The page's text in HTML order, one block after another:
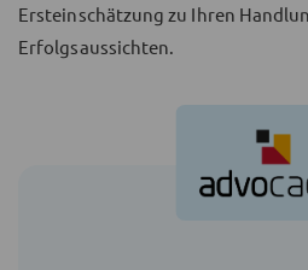
Ersteinschätzung zu Ihren
Erfolgsaussichten.